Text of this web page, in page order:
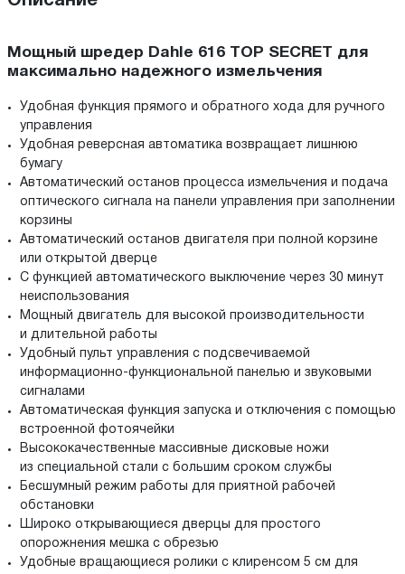
Мощный шредер Dahle 616 TOP SECRET для
максимально надежного измельчения
Удобная функция прямого и обратного хода для ручного
управления
Удобная реверсная автоматика возвращает лишнюю
бумагу
Автоматический останов процесса измельчения и подача
оптического сигнала на панели управления при заполнении
корзины
Автоматический останов двигателя при полной корзине
или открытой дверце
С функцией автоматического выключение через 30 минут
неиспользования
Мощный двигатель для высокой производительности
и длительной работы
Удобный пульт управления с подсвечиваемой
информационно-функциональной панелью и звуковыми
сигналами
Автоматическая функция запуска и отключения с помощью
встроенной фотоячейки
Высококачественные массивные дисковые ножи
из специальной стали с большим сроком службы
Бесшумный режим работы для приятной рабочей
обстановки
Широко открывающиеся дверцы для простого
опорожнения мешка с обрезью
Удобные вращающиеся ролики с клиренсом 5 см для